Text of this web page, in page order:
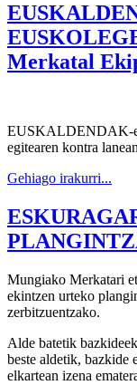
Merkatal
EUSKALDENDAK-
egitearen kontra
Gehiago irakurri...
Mungiako Merkatari
ekintzen urteko
zerbitzuentzako.
Alde batetik
beste aldetik, bazkide
elkartean izena